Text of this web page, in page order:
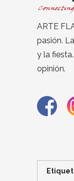
ARTE
pasión.
y la
opinión.